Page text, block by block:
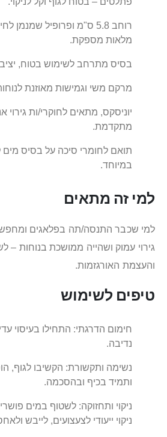
רוחב 5.8 ס"מ ופרופיל
מלאות מספקת.
בסיס מתרחב לשימוש בטוח, יציב
מרקם משי וגמישות מאוזנת
יוניסקס, מתאים לחוקרי/ות גירוי
מתקדמת.
תואם לחומרי סיכה על בסיס מים
במיוחד.
למי זה מתאים
למי שכבר התנסה/תה בפלאגים
גירוי עמוק ושהייה ממושכת בנוחות –
והעצמת האורגזמות.
טיפים לשימוש
חימום הדרגתי: התחילו בעיסוי
נדיבה.
נשימה ותקשורת: הקשיבו לגוף,
ותמיד בכיף ובהסכמה.
ניקוי ותחזוקה: לשטוף במים
ניקוי ייעודי לצעצועים, לייבש